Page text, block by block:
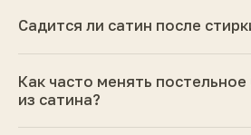
Садится ли сатин после
Как часто менять постельное
из сатина?